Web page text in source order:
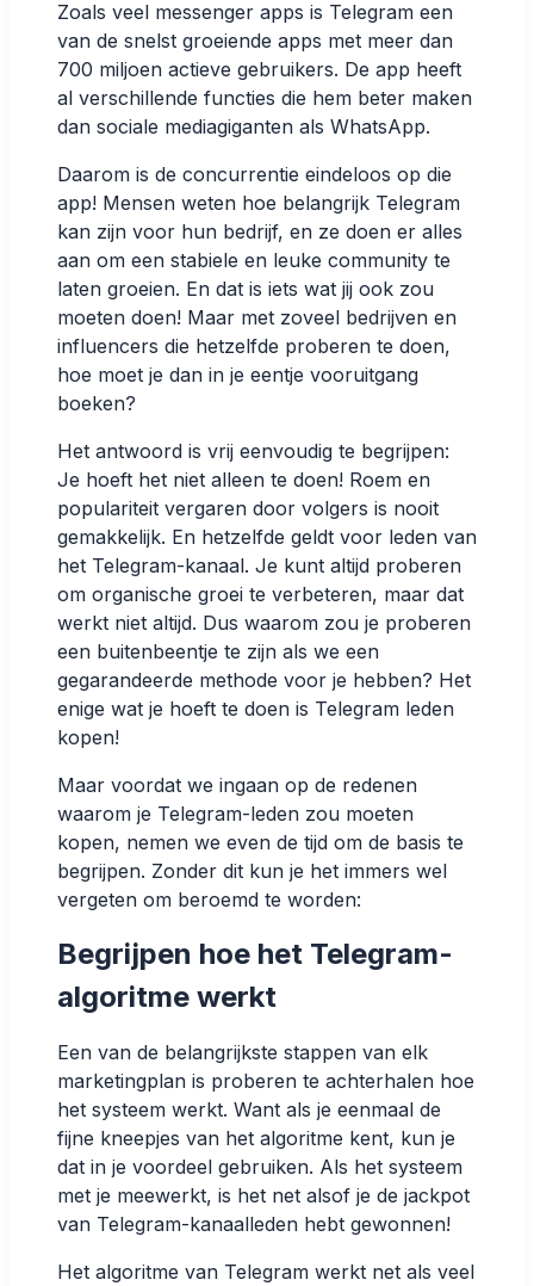
Zoals veel messenger apps is Telegram een
van de snelst groeiende apps met meer dan
700 miljoen actieve gebruikers. De app heeft
al verschillende functies die hem beter maken
dan sociale mediagiganten als WhatsApp.
Daarom is de concurrentie eindeloos op die
app! Mensen weten hoe belangrijk Telegram
kan zijn voor hun bedrijf, en ze doen er alles
aan om een stabiele en leuke community te
laten groeien. En dat is iets wat jij ook zou
moeten doen! Maar met zoveel bedrijven en
influencers die hetzelfde proberen te doen,
hoe moet je dan in je eentje vooruitgang
boeken?
Het antwoord is vrij eenvoudig te begrijpen:
Je hoeft het niet alleen te doen! Roem en
populariteit vergaren door volgers is nooit
gemakkelijk. En hetzelfde geldt voor leden van
het Telegram-kanaal. Je kunt altijd proberen
om organische groei te verbeteren, maar dat
werkt niet altijd. Dus waarom zou je proberen
een buitenbeentje te zijn als we een
gegarandeerde methode voor je hebben? Het
enige wat je hoeft te doen is Telegram leden
kopen!
Maar voordat we ingaan op de redenen
waarom je Telegram-leden zou moeten
kopen, nemen we even de tijd om de basis te
begrijpen. Zonder dit kun je het immers wel
vergeten om beroemd te worden:
Begrijpen hoe het Telegram-
algoritme werkt
Een van de belangrijkste stappen van elk
marketingplan is proberen te achterhalen hoe
het systeem werkt. Want als je eenmaal de
fijne kneepjes van het algoritme kent, kun je
dat in je voordeel gebruiken. Als het systeem
met je meewerkt, is het net alsof je de jackpot
van Telegram-kanaalleden hebt gewonnen!
Het algoritme van Telegram werkt net als veel